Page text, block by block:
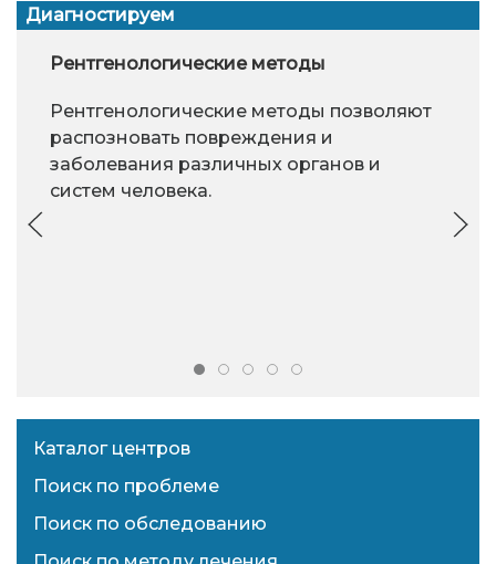
Диагностируем
Рентгенологические методы
Рентгенологические методы позволяют
распозновать повреждения и
заболевания различных органов и
систем человека.
Каталог центров
Поиск по проблеме
Поиск по обследованию